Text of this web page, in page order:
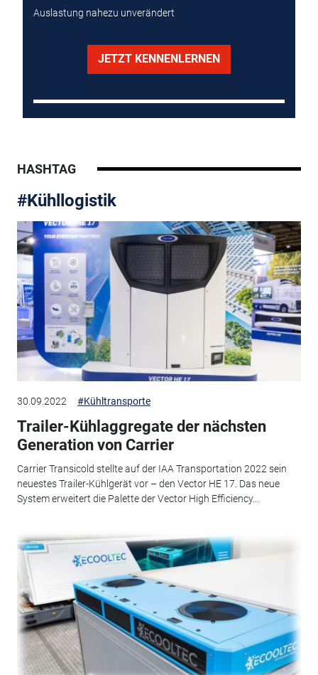
Auslastung nahezu unverändert
JETZT KENNENLERNEN
HASHTAG
#Kühllogistik
30.09.2022 #Kühltransporte
Trailer-Kühlaggregate der nächsten
Generation von Carrier
Carrier Transicold stellte auf der IAA Transportation 2022 sein
neuestes Trailer-Kühlgerät vor – den Vector HE 17. Das neue
System erweitert die Palette der Vector High Efficiency...